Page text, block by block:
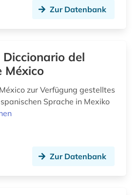
Zur Datenbank
Diccionario del
México
zur Verfügung gestelltes
Sprache in Mexiko
Zur Datenbank